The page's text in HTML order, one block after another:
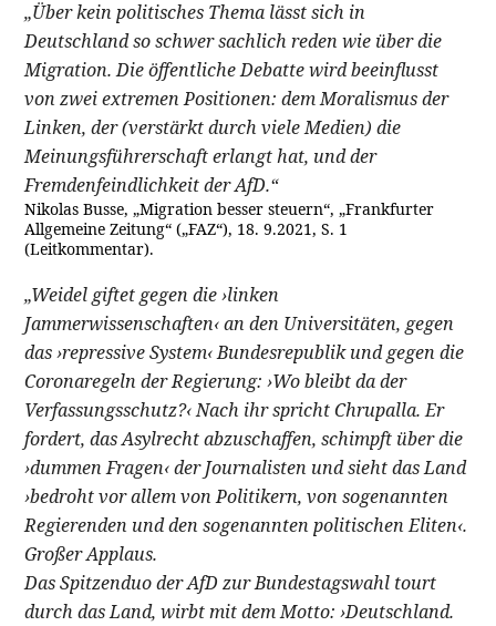
„Über kein politisches Thema lässt sich in
Deutschland so schwer sachlich reden wie über die
Migration. Die öffentliche Debatte wird beeinflusst
von zwei extremen Positionen: dem Moralismus der
Linken, der (verstärkt durch viele Medien) die
Meinungsführerschaft erlangt hat, und der
Fremdenfeindlichkeit der AfD.“
Nikolas Busse, „Migration besser steuern“, „Frankfurter
Allgemeine Zeitung“ („FAZ“), 18. 9.2021, S. 1
(Leitkommentar).
„Weidel giftet gegen die ›linken
Jammerwissenschaften‹ an den Universitäten, gegen
das ›repressive System‹ Bundesrepublik und gegen die
Coronaregeln der Regierung: ›Wo bleibt da der
Verfassungsschutz?‹ Nach ihr spricht Chrupalla. Er
fordert, das Asylrecht abzuschaffen, schimpft über die
›dummen Fragen‹ der Journalisten und sieht das Land
›bedroht vor allem von Politikern, von sogenannten
Regierenden und den sogenannten politischen Eliten‹.
Großer Applaus.
Das Spitzenduo der AfD zur Bundestagswahl tourt
durch das Land, wirbt mit dem Motto: ›Deutschland.